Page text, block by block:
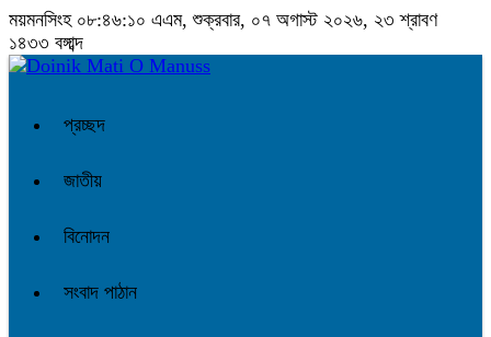
ময়মনসিংহ ০৮:৪৬:১১ এএম, শুক্রবার, ০৭ অগাস্ট ২০২৬, ২৩ শ্রাবণ ১৪৩৩
বঙ্গাব্দ
প্রচ্ছদ
জাতীয়
বিনোদন
সংবাদ পাঠান